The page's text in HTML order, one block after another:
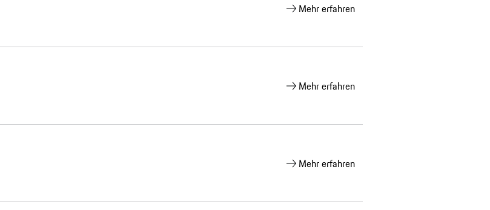
Mehr erfahren
Mehr erfahren
Mehr erfahren